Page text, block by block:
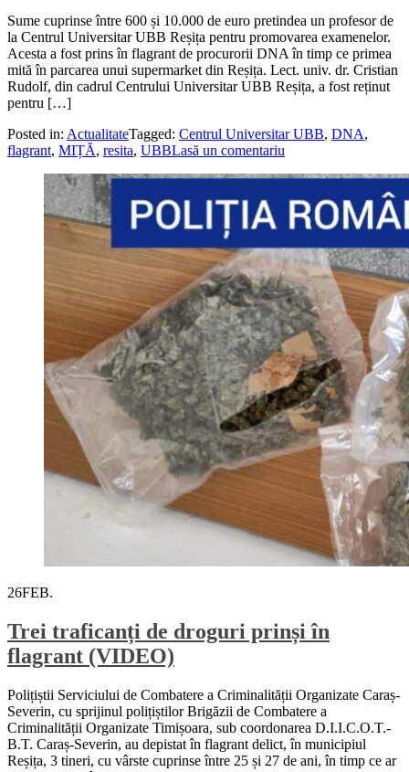
Sume cuprinse între 600 și 10.000 de euro pretindea un profesor de
la Centrul Universitar UBB Reșița pentru promovarea examenelor.
Acesta a fost prins în flagrant de procurorii DNA în timp ce primea
mită în parcarea unui supermarket din Reșița. Lect. univ. dr. Cristian
Rudolf, din cadrul Centrului Universitar UBB Reșița, a fost reținut
pentru […]
Posted in: ActualitateTagged: Centrul Universitar UBB, DNA,
flagrant, MIȚĂ, resita, UBBLasă un comentariu
26FEB.
Trei traficanți de droguri prinși în
flagrant (VIDEO)
Polițiștii Serviciului de Combatere a Criminalității Organizate Caraș-
Severin, cu sprijinul polițiștilor Brigăzii de Combatere a
Criminalității Organizate Timișoara, sub coordonarea D.I.I.C.O.T.-
B.T. Caraș-Severin, au depistat în flagrant delict, în municipiul
Reșița, 3 tineri, cu vârste cuprinse între 25 și 27 de ani, în timp ce ar